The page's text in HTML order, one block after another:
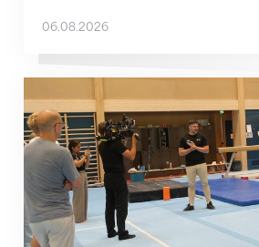
06.08.2026
Mit klaren Zielen nach Zagreb